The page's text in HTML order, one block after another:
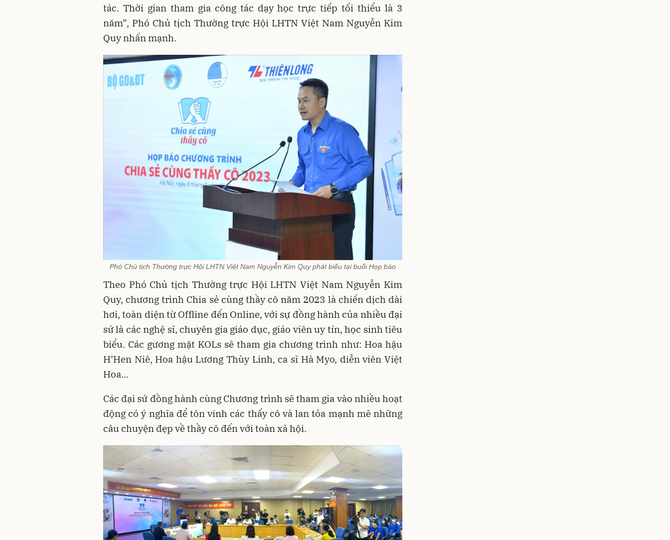
tác. Thời gian tham gia công tác dạy học trực tiếp tối thiểu là 3
năm”, Phó Chủ tịch Thường trực Hội LHTN Việt Nam Nguyễn Kim
Quy nhấn mạnh.
Phó Chủ tịch Thường trực Hội LHTN Việt Nam Nguyễn Kim Quy phát biểu tại buổi Họp báo
Theo Phó Chủ tịch Thường trực Hội LHTN Việt Nam Nguyễn Kim
Quy, chương trình Chia sẻ cùng thầy cô năm 2023 là chiến dịch dài
hơi, toàn diện từ Offline đến Online, với sự đồng hành của nhiều đại
sứ là các nghệ sĩ, chuyên gia giáo dục, giáo viên uy tín, học sinh tiêu
biểu. Các gương mặt KOLs sẽ tham gia chương trình như: Hoa hậu
H’Hen Niê, Hoa hậu Lương Thùy Linh, ca sĩ Hà Myo, diễn viên Việt
Hoa...
Các đại sứ đồng hành cùng Chương trình sẽ tham gia vào nhiều hoạt
động có ý nghĩa để tôn vinh các thấy cô và lan tỏa mạnh mẽ những
câu chuyện đẹp về thầy cô đến với toàn xã hội.